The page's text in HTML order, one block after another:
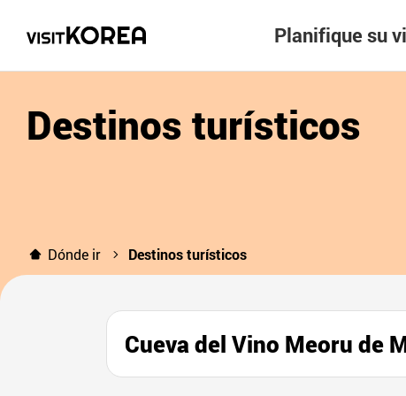
Planifique su
Destinos turísticos
Dónde ir Destinos turísticos
Cueva del Vino Meoru de